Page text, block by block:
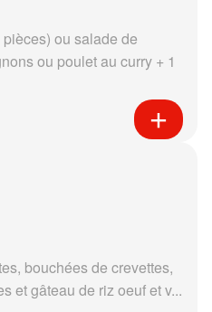
ou salade de
ou poulet au curry + 1
bouchées de crevettes,
et gâteau de riz oeuf et v...